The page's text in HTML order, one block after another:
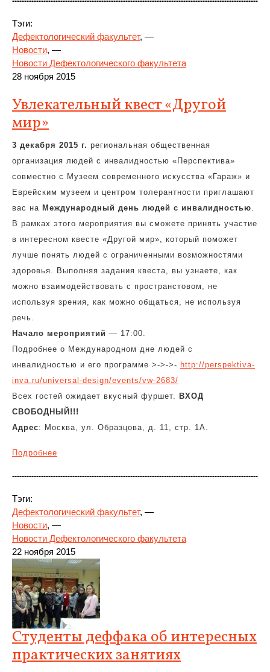
Тэги:
Дефектологический факультет, —
Новости, —
Новости Дефектологического факультета
28 ноября 2015
Увлекательный квест «Другой
мир»
3 декабря 2015 г. региональная общественная
организация людей с инвалидностью «Перспектива»
совместно с Музеем современного искусства «Гараж» и
Еврейским музеем и центром толерантности приглашают
вас на Международный день людей с инвалидностью.
В рамках этого мероприятия вы сможете принять участие
в интересном квесте «Другой мир», который поможет
лучше понять людей с ограниченными возможностями
здоровья. Выполняя задания квеста, вы узнаете, как
можно взаимодействовать с пространстовом, не
используя зрения, как можно общаться, не используя
речь.
Начало мероприятий — 17:00.
Подробнее о Международном дне людей с
инвалидностью и его программе >->->- http://perspektiva-
inva.ru/universal-design/events/vw-2683/
Всех гостей ожидает вкусный фуршет. ВХОД
СВОБОДНЫЙ!!!
Адрес: Москва, ул. Образцова, д. 11, стр. 1А.
Подробнее
Тэги:
Дефектологический факультет, —
Новости, —
Новости Дефектологического факультета
22 ноября 2015
Студенты деффака об интересных
практических занятиях